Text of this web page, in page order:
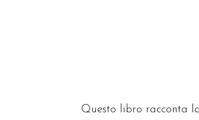
Questo libro racconta